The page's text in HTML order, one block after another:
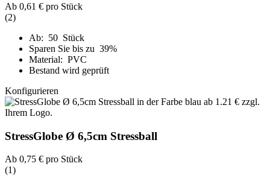
Ab 0,61 € pro Stück
(2)
Ab: 50 Stück
Sparen Sie bis zu 39%
Material: PVC
Bestand wird geprüft
Konfigurieren
StressGlobe Ø 6,5cm Stressball
Ab 0,75 € pro Stück
(1)